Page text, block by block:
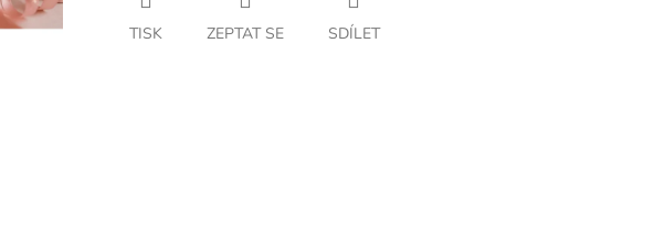
TISK ZEPTAT SE SDÍLET